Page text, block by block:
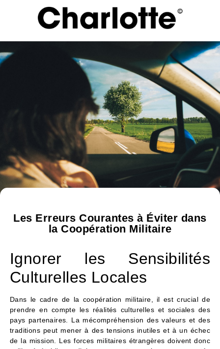
Les Erreurs Courantes à Éviter dans
la Coopération Militaire
Ignorer les Sensibilités
Culturelles Locales
Dans le cadre de la coopération militaire, il est crucial de
prendre en compte les réalités culturelles et sociales des
pays partenaires. La mécompréhension des valeurs et des
traditions peut mener à des tensions inutiles et à un échec
de la mission. Les forces militaires étrangères doivent donc